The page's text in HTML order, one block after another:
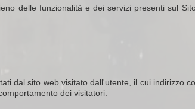
delle funzionalità e dei servizi presenti sul
dal sito web visitato dall'utente, il cui indirizzo
dei visitatori.